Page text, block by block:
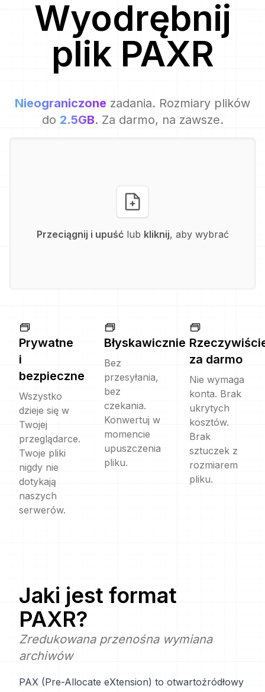
Wyodrębnij
plik PAXR
Nieograniczone zadania. Rozmiary plików
do 2.5GB. Za darmo, na zawsze.
Przeciągnij i upuść lub kliknij, aby wybrać
Prywatne
i
bezpieczne
Wszystko
dzieje się w
Twojej
przeglądarce.
Twoje pliki
nigdy nie
dotykają
naszych
serwerów.
Błyskawicznie
Bez
przesyłania,
bez
czekania.
Konwertuj w
momencie
upuszczenia
pliku.
za darmo
Nie wymaga
konta. Brak
ukrytych
kosztów.
Brak
sztuczek z
rozmiarem
pliku.
Jaki jest format
PAXR?
Zredukowana przenośna wymiana
archiwów
PAX (Pre-Allocate eXtension) to otwartoźródłowy